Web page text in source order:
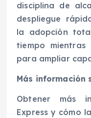
disciplina de
despliegue
la adopción
tiempo mientras
para ampliar
Más información
Obtener más
Express y cómo